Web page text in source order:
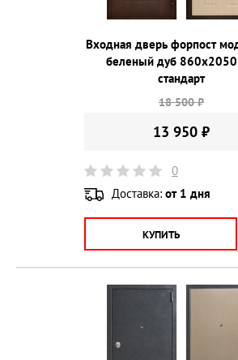
Входная дверь форпост
беленый дуб
стандарт
18 500 ₽
13 950 ₽
0
Доставка: от 1 дня
КУПИТЬ